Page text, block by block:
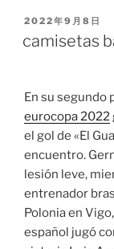
PUBLICADO
2022年9月8日
camisetas
En su segundo
eurocopa 2022
el gol de «El
encuentro.
lesión leve,
entrenador
Polonia en
español jugó